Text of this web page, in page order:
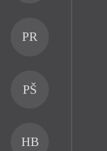
PR
PŠ
HB